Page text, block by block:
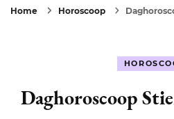
Home Horoscoop
Daghoroscoop